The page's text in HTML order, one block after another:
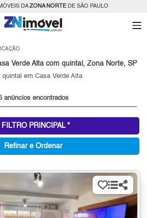
DAZONA NORTEDE SÃO PAULO
Verde Alta com quintal, Zona Norte, SP
em Casa Verde Alta
anúncios encontrados
FILTRO PRINCIPAL *
Refinar e Ordenar